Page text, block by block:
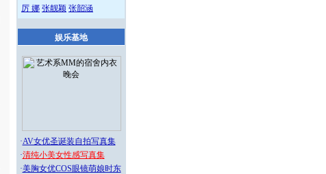
厉 娜 张靓颖 张韶涵
娱乐基地
·AV女优圣诞装自拍写真集
·清纯小美女性感写真集
·美胸女优COS眼镜萌娘时东